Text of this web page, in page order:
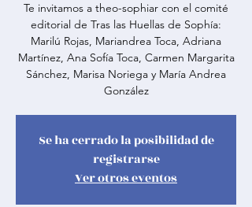
Te invitamos a theo-sophiar con el comité
editorial de Tras las Huellas de Sophía:
Marilú Rojas, Mariandrea Toca, Adriana
Martínez, Ana Sofía Toca, Carmen Margarita
Sánchez, Marisa Noriega y María Andrea
González
Se ha cerrado la posibilidad de
registrarse
Ver otros eventos